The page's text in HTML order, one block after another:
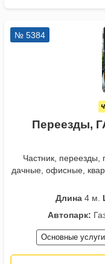
№ 5384
Переезды,
Частник, переезды,
дачные, офисные,
Длина4 м.
Автопарк:
Основные услуги